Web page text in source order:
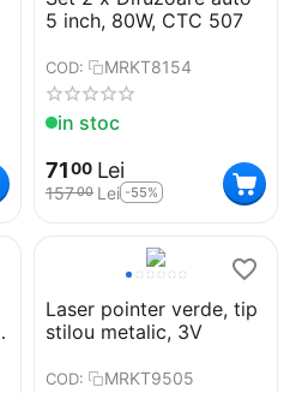
5 inch, 80W, CTC 507
COD: MRKT8154
in stoc
71 00 Lei
15700 Lei -55%
Laser pointer verde, tip
stilou metalic, 3V
COD: MRKT9505